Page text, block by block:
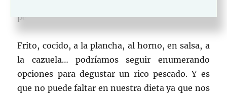
pescado.
Frito, cocido, a la plancha, al horno, en salsa, a
la cazuela… podríamos seguir enumerando
opciones para degustar un rico pescado. Y es
que no puede faltar en nuestra dieta ya que nos